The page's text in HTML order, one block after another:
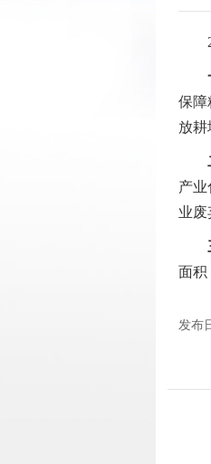
保障
放耕
产
业废
面积
发布